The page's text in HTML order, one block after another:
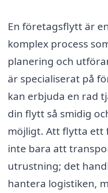
En företagsflytt är
komplex process
planering och
är specialiserat på
kan erbjuda en rad
din flytt så smidig
möjligt. Att flytta ett
inte bara att
utrustning; det
hantera logistiken,